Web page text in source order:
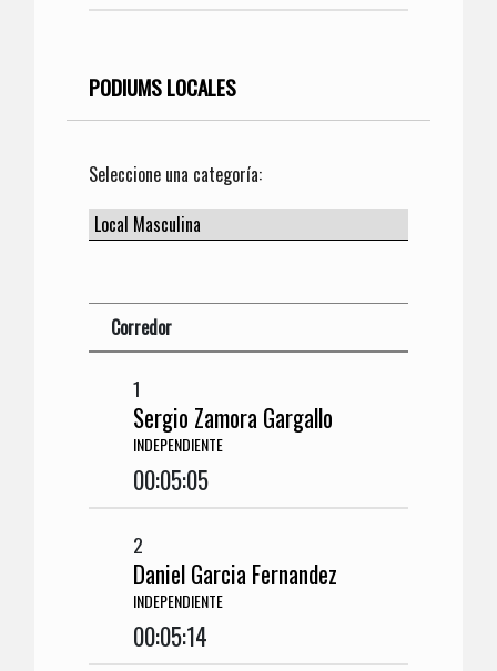
PODIUMS LOCALES
Seleccione una categoría:
Corredor
1
Sergio Zamora Gargallo
INDEPENDIENTE
00:05:05
2
Daniel Garcia Fernandez
INDEPENDIENTE
00:05:14